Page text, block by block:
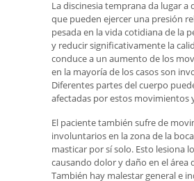
La discinesia temprana da lugar a
que pueden ejercer una presión
pesada en la vida cotidiana de la
y reducir significativamente la
conduce a un aumento de los
en la mayoría de los casos son
Diferentes partes del cuerpo
afectadas por estos movimientos
El paciente también sufre de
involuntarios en la zona de la
masticar por sí solo. Esto lesiona
causando dolor y daño en el área
También hay malestar general e